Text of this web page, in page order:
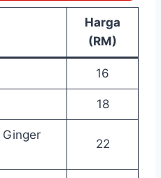
Harga
(RM)
16
18
22